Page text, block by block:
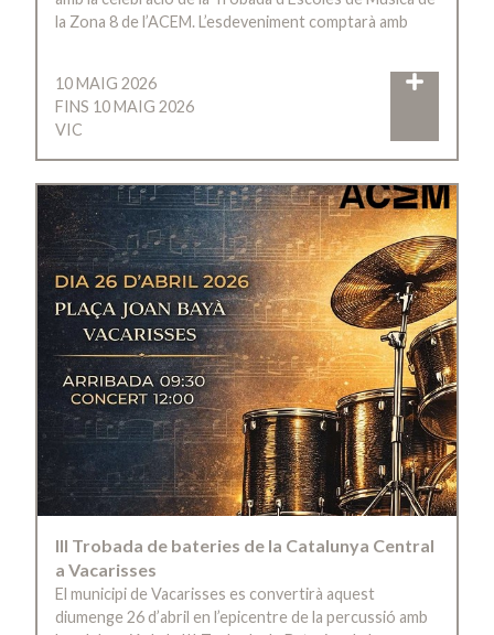
la Zona 8 de l’ACEM. L’esdeveniment comptarà amb
10 MAIG 2026
FINS 10 MAIG 2026
VIC
III Trobada de bateries de la Catalunya Central
a Vacarisses
El municipi de Vacarisses es convertirà aquest
diumenge 26 d’abril en l’epicentre de la percussió amb